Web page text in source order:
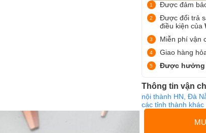
Được đảm
Được đổi trả
điều kiện của
Miễn phí vận
Giao hàng
Được hưởng
Thông tin vận
nội thành HN, Đà
các tỉnh thành